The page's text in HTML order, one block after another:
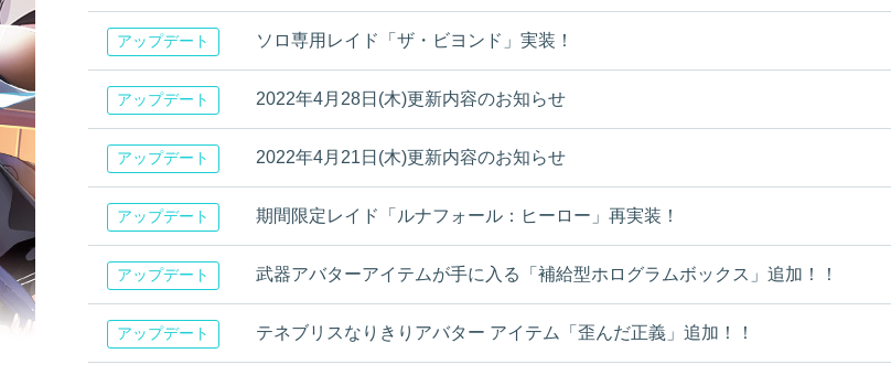
アップデート ソロ専用レイド「ザ・ビヨンド」実装！
アップデート 2022年4月28日(木)更新内容のお知らせ
アップデート 2022年4月21日(木)更新内容のお知らせ
アップデート 期間限定レイド「ルナフォール：ヒーロー」再実装！
アップデート 武器アバターアイテムが手に入る「補給型ホログラムボックス」追加！！
アップデート テネブリスなりきりアバター アイテム「歪んだ正義」追加！！